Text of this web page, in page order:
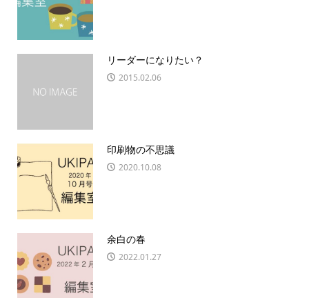
リーダーになりたい？
2015.02.06
印刷物の不思議
2020.10.08
余白の春
2022.01.27